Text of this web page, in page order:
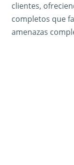
clientes,
completos que
amenazas